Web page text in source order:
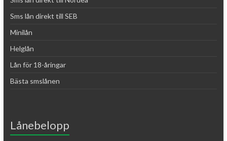
Sms lån direkt till SEB
Minilån
Helglån
Lån för 18-åringar
Bästa smslånen
Lånebelopp